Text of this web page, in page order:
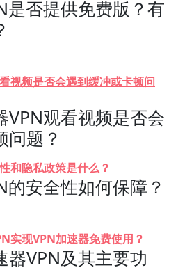
是否提供免费版？有
视频是否会遇到缓冲或卡顿问
VPN观看视频是否会
问题？
和隐私政策是什么？
的安全性如何保障？
实现VPN加速器免费使用？
器VPN及其主要功